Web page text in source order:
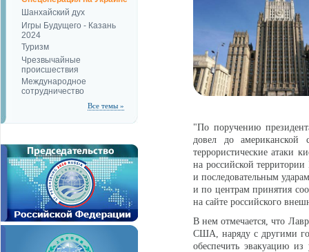
Шанхайский дух
Игры Будущего - Казань
2024
Туризм
Чрезвычайные
происшествия
Международное
сотрудничество
Все темы »
"По поручению
довел до
террористические атаки
на российской
и последовательным
и по центрам принятия
на сайте российского
В нем отмечается, что
США, наряду с другими
обеспечить эвакуацию из